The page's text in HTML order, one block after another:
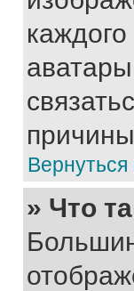
Вернуться
» Что